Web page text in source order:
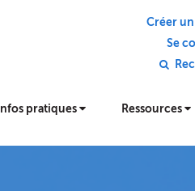
Créer
Se
Infos pratiques Ressources